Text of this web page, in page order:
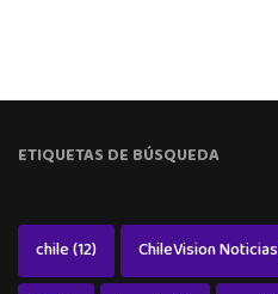
ETIQUETAS DE BÚSQUEDA
chile(12) ChileVision Noticias